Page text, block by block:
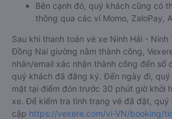
Bên cạnh đó, quý khách cũng có
thông qua các ví Momo, ZaloPay,
Sau khi thanh toán vé xe Ninh Hải - Ninh
Đồng Nai giường nằm thành công,
nhắn/email xác nhận thành công đến số
quý khách đã đăng ký. Đến ngày đi,
mặt tại điểm đón trước 30 phút giờ khởi
xe. Để kiểm tra tình trạng vé đã đặt, quý
cập https://vexere.com/vi-VN/booking/